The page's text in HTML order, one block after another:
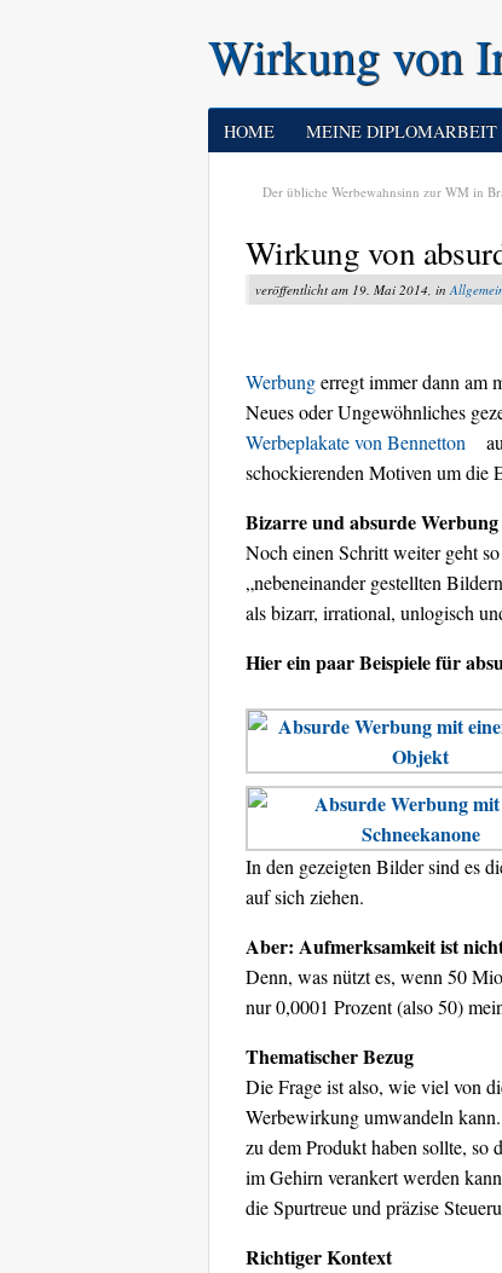
Wirkung von
HOME MEINE DIPLOMARBEIT
Der übliche Werbewahnsinn zur WM in
Wirkung von
veröffentlicht am 19. Mai 2014, in
Werbungerregt immer dann am
Neues oder Ungewöhnliches
Werbeplakate von Bennetton
schockierenden Motiven um die
Bizarre und absurde Werbung
Noch einen Schritt weiter geht
„nebeneinander gestellten
als bizarr, irrational, unlogisch
Hier ein paar Beispiele für
In den gezeigten Bilder sind es
auf sich ziehen.
Aber: Aufmerksamkeit ist
Denn, was nützt es, wenn 50
nur 0,0001 Prozent (also 50)
Thematischer Bezug
Die Frage ist also, wie viel von
Werbewirkung umwandeln
zu dem Produkt haben sollte, so
im Gehirn verankert werden
die Spurtreue und präzise
Richtiger Kontext